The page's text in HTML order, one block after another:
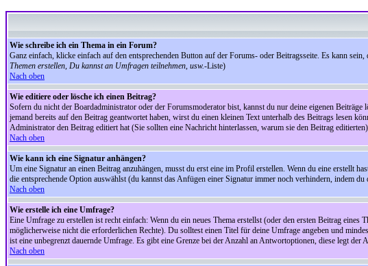
Wie schreibe ich ein Thema in ein Forum?
Ganz einfach, klicke einfach auf den entsprechenden Button auf der Forums- oder Beitragsseite. Es kann
Themen erstellen, Du kannst an Umfragen teilnehmen, usw.-Liste)
Nach oben
Wie editiere oder lösche ich einen Beitrag?
Sofern du nicht der Boardadministrator oder der Forumsmoderator bist, kannst du nur deine eigenen
jemand bereits auf den Beitrag geantwortet haben, wirst du einen kleinen Text unterhalb des Beitrags lesen
Administrator den Beitrag editiert hat (Sie sollten eine Nachricht hinterlassen, warum sie den Beitrag
Nach oben
Wie kann ich eine Signatur anhängen?
Um eine Signatur an einen Beitrag anzuhängen, musst du erst eine im Profil erstellen. Wenn du eine erstellt
die entsprechende Option auswählst (du kannst das Anfügen einer Signatur immer noch verhindern, indem
Nach oben
Wie erstelle ich eine Umfrage?
Eine Umfrage zu erstellen ist recht einfach: Wenn du ein neues Thema erstellst (oder den ersten Beitrag eines
möglicherweise nicht die erforderlichen Rechte). Du solltest einen Titel für deine Umfrage angeben und
ist eine unbegrenzt dauernde Umfrage. Es gibt eine Grenze bei der Anzahl an Antwortoptionen, diese legt der
Nach oben